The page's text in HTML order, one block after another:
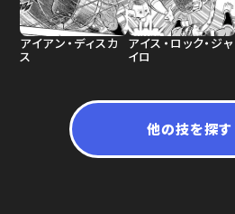
アイアン・ディスカ
ス
アイス・ロック・ジャ
イロ
他の技を探す